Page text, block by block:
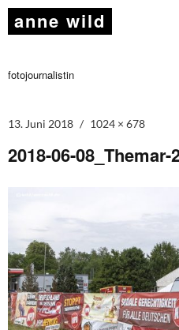
anne wild
fotojournalistin
13. Juni 2018 1024 × 678
2018-06-08_Themar-